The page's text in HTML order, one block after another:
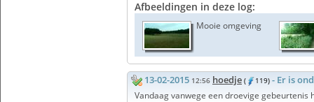
Afbeeldingen in deze log:
Mooie omgeving
13-02-2015 12:56 hoedje ( 119) - Er is
Vandaag vanwege een droevige